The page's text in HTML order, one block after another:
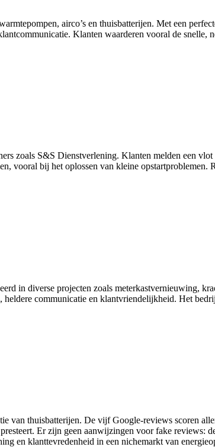
airco’s en thuisbatterijen. Met een
Klanten waarderen vooral de snelle,
zoals S&S Dienstverlening. Klanten melden een
vooral bij het oplossen van kleine opstartproblemen.
in diverse projecten zoals meterkastvernieuwing,
communicatie en klantvriendelijkheid. Het
van thuisbatterijen. De vijf Google-reviews scoren
Er zijn geen aanwijzingen voor fake reviews:
en klanttevredenheid in een nichemarkt van